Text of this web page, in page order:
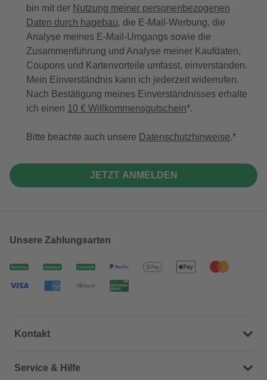
bin mit der Nutzung meiner personenbezogenen
Daten durch hagebau, die E-Mail-Werbung, die
Analyse meines E-Mail-Umgangs sowie die
Zusammenführung und Analyse meiner Kaufdaten,
Coupons und Kartenvorteile umfasst, einverstanden.
Mein Einverständnis kann ich jederzeit widerrufen.
Nach Bestätigung meines Einverständnisses erhalte
ich einen 10 € Willkommensgutschein*.
Bitte beachte auch unsere Datenschutzhinweise.
JETZT ANMELDEN
Unsere Zahlungsarten
Kontakt
Dein Kontakt zu uns
Service & Hilfe